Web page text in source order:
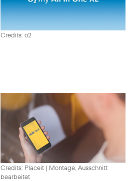
Credits: o2
Credits: Placeit | Montage, Ausschnitt
bearbeitet